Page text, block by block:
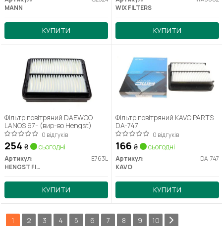
MANN
КУПИТИ
WIX FILTERS
КУПИТИ
Фільтр повітряний DAEWOO
LANOS 97- (вир-во Hengst)
0 відгуків
254 ₴ сьогодні
Артикул:
E763L
HENGST FILTER
КУПИТИ
Фільтр повітряний KAVO PARTS
DA-747
0 відгуків
166 ₴ сьогодні
Артикул:
DA-747
KAVO
КУПИТИ
1 2 3 4 5 6 7 8 9 10